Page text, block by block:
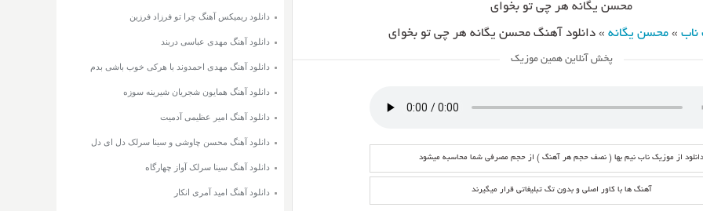
محسن یگانه هر چی تو بخوای
ناب » محسن یگانه » دانلود آهنگ محسن یگانه هر چی تو بخوای
پخش آنلاین همین موزیک
دانلود از موزیک ناب نیم بها ( نصف حجم هر آهنگ ) از حجم مصرفی شما محاسبه میشود
آهنگ ها با کاور اصلی و بدون تگ تبلیغاتی قرار میگیرند
دانلود ریمیکس آهنگ چرا تو فرزاد فرزین
دانلود آهنگ مهدی عباسی دربند
دانلود آهنگ مهدی احمدوند با هرکی خوب باشی بدم
دانلود آهنگ همایون شجریان شیرینه سوزه
دانلود آهنگ امیر عظیمی آدمیت
دانلود آهنگ محسن چاوشی و سینا سرلک دل ای دل
دانلود آهنگ سینا سرلک آواز چهارگاه
دانلود آهنگ امید آمری انکار